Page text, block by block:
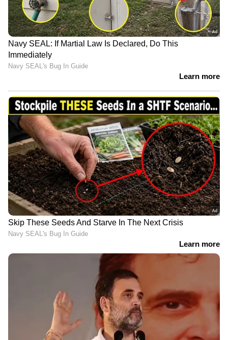
LATEST VIDEOS
ഒളിവിലിരിക്കുന്ന അർജുൻ
ആയങ്കി പാലിയേക്കര ടോൾ
കടക്കുന്നതിന്റെ ദൃശ്യങ്ങൾ പുറത്ത്
'ഷിജിലിന്റെ കുടുംബം
ആവശ്യപ്പെടുന്ന 10
മത്സ്യത്തൊഴിലാളികളെ കൂടി
തെരച്ചിലിൽ ഉൾപ്പെടുത്തും'